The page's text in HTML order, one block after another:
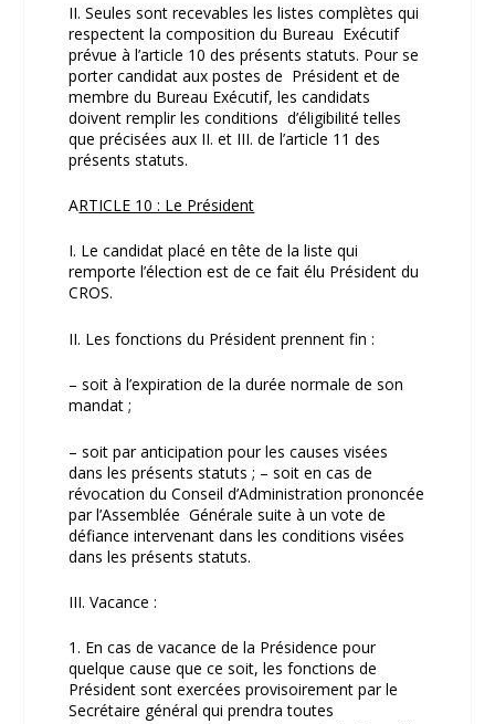
II. Seules sont recevables les listes complètes qui
respectent la composition du Bureau Exécutif
prévue à l’article 10 des présents statuts. Pour se
porter candidat aux postes de Président et de
membre du Bureau Exécutif, les candidats
doivent remplir les conditions d’éligibilité telles
que précisées aux II. et III. de l’article 11 des
présents statuts.
ARTICLE 10 : Le Président
I. Le candidat placé en tête de la liste qui
remporte l’élection est de ce fait élu Président du
CROS.
II. Les fonctions du Président prennent fin :
– soit à l’expiration de la durée normale de son
mandat ;
– soit par anticipation pour les causes visées
dans les présents statuts ; – soit en cas de
révocation du Conseil d’Administration prononcée
par l’Assemblée Générale suite à un vote de
défiance intervenant dans les conditions visées
dans les présents statuts.
III. Vacance :
1. En cas de vacance de la Présidence pour
quelque cause que ce soit, les fonctions de
Président sont exercées provisoirement par le
Secrétaire général qui prendra toutes